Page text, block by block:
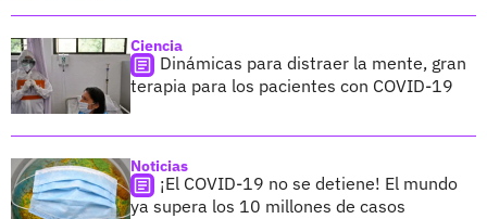
Ciencia
Dinámicas para distraer la mente, gran
terapia para los pacientes con COVID-19
Noticias
¡El COVID-19 no se detiene! El mundo
ya supera los 10 millones de casos